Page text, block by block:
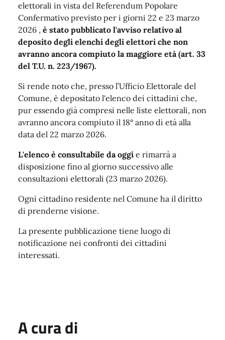
elettorali in vista del Referendum Popolare
Confermativo previsto per i giorni 22 e 23 marzo
2026 , è stato pubblicato l'avviso relativo al
deposito degli elenchi degli elettori che non
avranno ancora compiuto la maggiore età (art. 33
del T.U. n. 223/1967).
Si rende noto che, presso l’Ufficio Elettorale del
Comune, è depositato l'elenco dei cittadini che,
pur essendo già compresi nelle liste elettorali, non
avranno ancora compiuto il 18° anno di età alla
data del 22 marzo 2026.
L'elenco è consultabile da oggi e rimarrà a
disposizione fino al giorno successivo alle
consultazioni elettorali (23 marzo 2026).
Ogni cittadino residente nel Comune ha il diritto
di prenderne visione.
La presente pubblicazione tiene luogo di
notificazione nei confronti dei cittadini
interessati.
A cura di